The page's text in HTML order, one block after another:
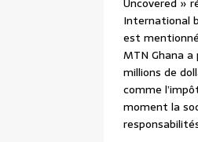
International
est
MTN Ghana
millions de
comme
moment la